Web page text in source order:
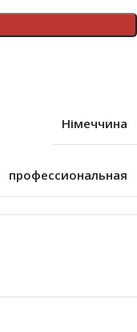
Німеччина
профессиональная